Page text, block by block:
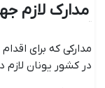
مدارک لازم
مدارکی که برای
در کشور یونان لازم